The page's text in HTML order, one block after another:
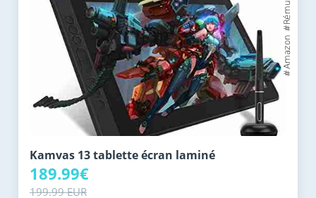
Kamvas 13 tablette écran laminé
189.99€
199.99 EUR